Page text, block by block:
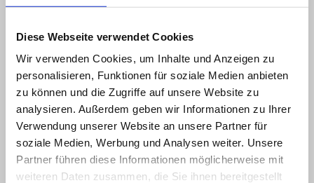
Diese Webseite verwendet Cookies
Wir verwenden Cookies, um Inhalte und Anzeigen zu
personalisieren, Funktionen für soziale Medien anbieten
zu können und die Zugriffe auf unsere Website zu
analysieren. Außerdem geben wir Informationen zu Ihrer
Verwendung unserer Website an unsere Partner für
soziale Medien, Werbung und Analysen weiter. Unsere
Partner führen diese Informationen möglicherweise mit
weiteren Daten zusammen, die Sie ihnen bereitgestellt
Leistungen
Erfahren Sie mehr über unser Leistungsportfolio im Bereich
Metallbau.
Mehr erfahren...